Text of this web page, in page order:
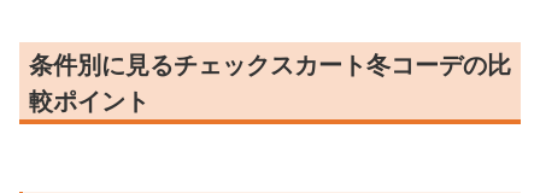
条件別に見るチェックスカート冬コーデの比
較ポイント